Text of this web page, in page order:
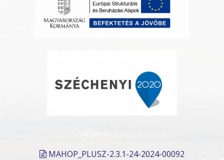
MAHOP_PLUSZ-2.3.1-24-2024-00092